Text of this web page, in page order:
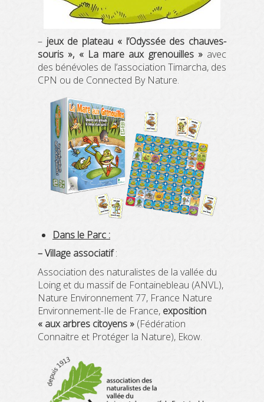
– jeux de plateau « l’Odyssée des chauves-
souris », « La mare aux grenouilles » avec
des bénévoles de l’association Timarcha, des
CPN ou de Connected By Nature.
Dans le Parc :
– Village associatif:
Association des naturalistes de la vallée du
Loing et du massif de Fontainebleau (ANVL),
Nature Environnement 77, France Nature
Environnement-Ile de France, exposition
« aux arbres citoyens » (Fédération
Connaitre et Protéger la Nature), Ekow.